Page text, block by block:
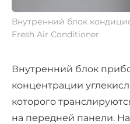
Внутренний блок
Fresh Air Conditioner
Внутренний блок
концентрации
которого
на передней панели.